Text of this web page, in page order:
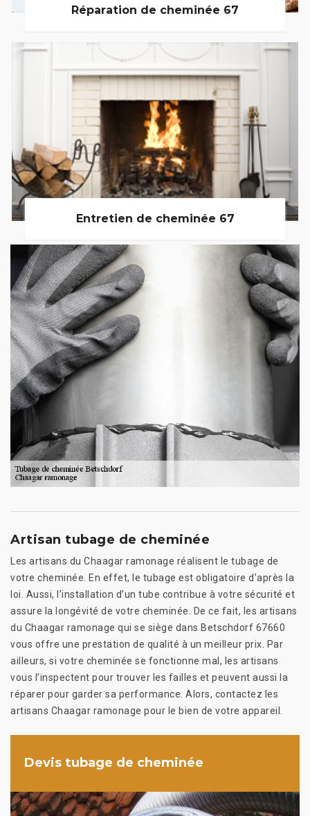
Réparation de cheminée 67
Entretien de cheminée 67
Artisan tubage de cheminée
Les artisans du Chaagar ramonage réalisent le tubage de
votre cheminée. En effet, le tubage est obligatoire d’après la
loi. Aussi, l’installation d’un tube contribue à votre sécurité et
assure la longévité de votre cheminée. De ce fait, les artisans
du Chaagar ramonage qui se siège dans Betschdorf 67660
vous offre une prestation de qualité à un meilleur prix. Par
ailleurs, si votre cheminée se fonctionne mal, les artisans
vous l’inspectent pour trouver les failles et peuvent aussi la
réparer pour garder sa performance. Alors, contactez les
artisans Chaagar ramonage pour le bien de votre appareil.
Devis tubage de cheminée